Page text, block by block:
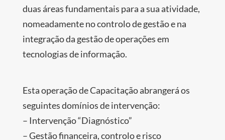
duas áreas fundamentais para a sua atividade,
nomeadamente no controlo de gestão e na
integração da gestão de operações em
tecnologias de informação.
Esta operação de Capacitação abrangerá os
seguintes domínios de intervenção:
– Intervenção “Diagnóstico”
– Gestão financeira, controlo e risco